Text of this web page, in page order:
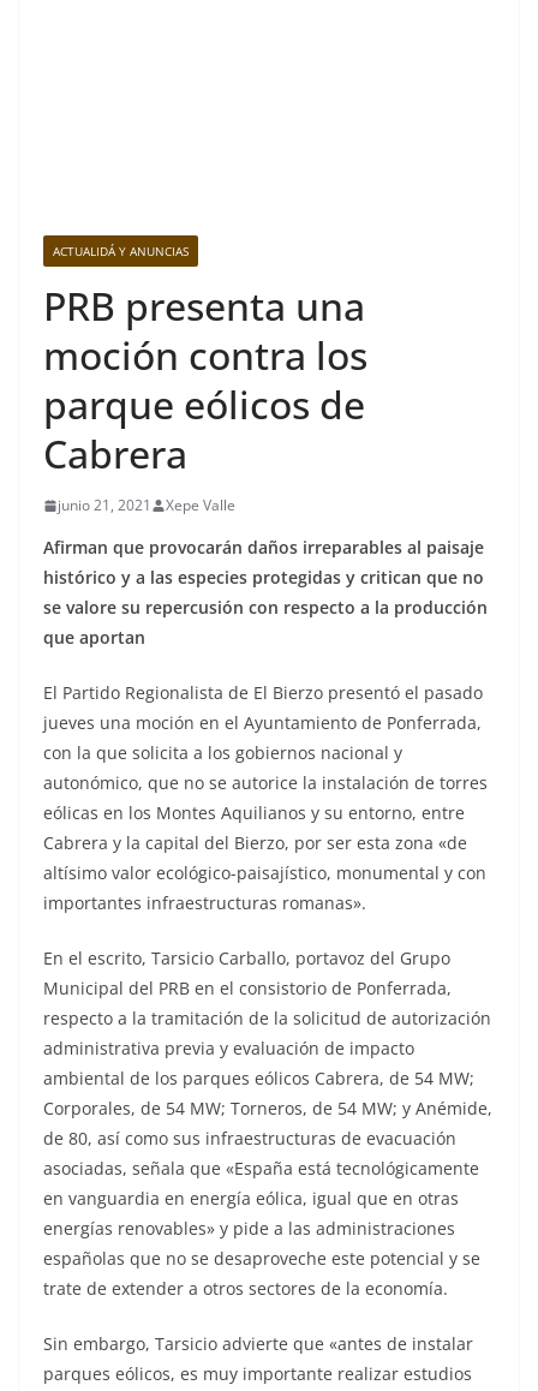
ACTUALIDÁ Y ANUNCIAS
PRB presenta una
moción contra los
parque eólicos de
Cabrera
junio 21, 2021 Xepe Valle
Afirman que provocarán daños irreparables al paisaje
histórico y a las especies protegidas y critican que no
se valore su repercusión con respecto a la producción
que aportan
El Partido Regionalista de El Bierzo presentó el pasado
jueves una moción en el Ayuntamiento de Ponferrada,
con la que solicita a los gobiernos nacional y
autonómico, que no se autorice la instalación de torres
eólicas en los Montes Aquilianos y su entorno, entre
Cabrera y la capital del Bierzo, por ser esta zona «de
altísimo valor ecológico-paisajístico, monumental y con
importantes infraestructuras romanas».
En el escrito, Tarsicio Carballo, portavoz del Grupo
Municipal del PRB en el consistorio de Ponferrada,
respecto a la tramitación de la solicitud de autorización
administrativa previa y evaluación de impacto
ambiental de los parques eólicos Cabrera, de 54 MW;
Corporales, de 54 MW; Torneros, de 54 MW; y Anémide,
de 80, así como sus infraestructuras de evacuación
asociadas, señala que «España está tecnológicamente
en vanguardia en energía eólica, igual que en otras
energías renovables» y pide a las administraciones
españolas que no se desaproveche este potencial y se
trate de extender a otros sectores de la economía.
Sin embargo, Tarsicio advierte que «antes de instalar
parques eólicos, es muy importante realizar estudios